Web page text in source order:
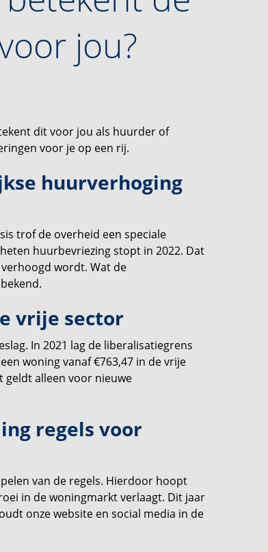
jou?
dit voor jou als huurder of
voor je op een rij.
huurverhoging
trof de overheid een speciale
huurbevriezing stopt in 2022. Dat
wordt. Wat de
vrije sector
In 2021 lag de liberalisatiegrens
woning vanaf €763,47 in de vrije
geldt alleen voor nieuwe
regels voor
van de regels. Hierdoor hoopt
in de woningmarkt verlaagt. Dit jaar
onze website en social media in de